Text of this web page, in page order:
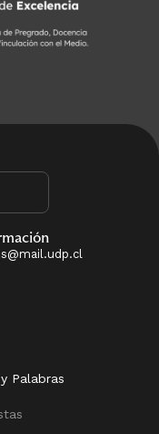
Palabras